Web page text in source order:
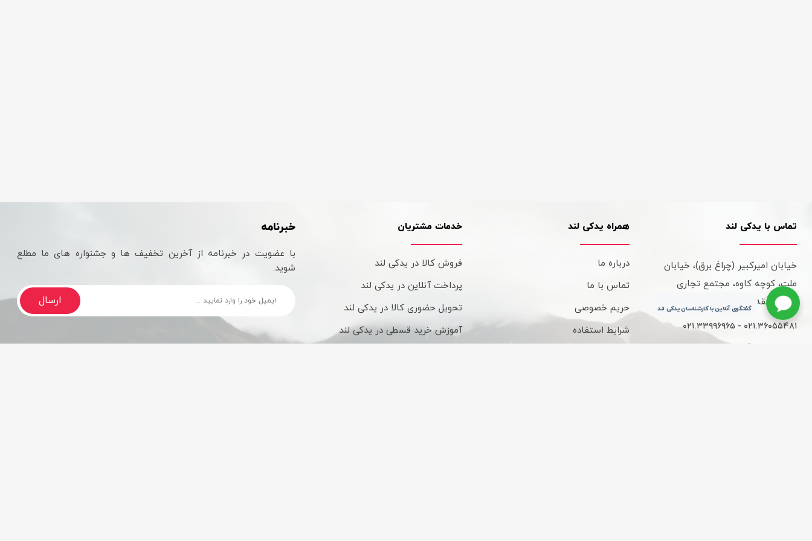
تماس با یدکی لند
خیابان امیرکبیر (چراغ برق)، خیابان
ملت، کوچه کاوه، مجتمع تجاری
کاوه، طبقه سوم، واحد 315
۰۲۱.۳۳۹۹۶۹۶۵ - ۰۲۱.۳۶۰۵۵۴۸۱
ساعات کاری : 9 الی 18
همراه یدکی لند
درباره ما
تماس با ما
حریم خصوصی
شرایط استفاده
خدمات مشتریان
فروش کالا در یدکی لند
پرداخت آنلاین در یدکی لند
تحویل حضوری کالا در یدکی لند
آموزش خرید قسطی در یدکی لند
خبرنامه
با عضویت در خبرنامه از آخرین تخفیف ها و جشنواره های ما مطلع
شوید.
ارسال
گفتگوی آنلاین با کارشناسان یدکی لند